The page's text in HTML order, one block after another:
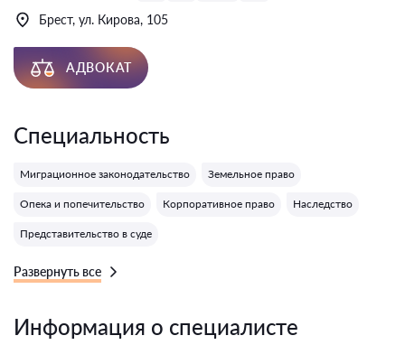
Брест, ул. Кирова, 105
АДВОКАТ
Специальность
Миграционное законодательство Земельное право
Опека и попечительство Корпоративное право Наследство
Представительство в суде
Развернуть все
Информация о специалисте